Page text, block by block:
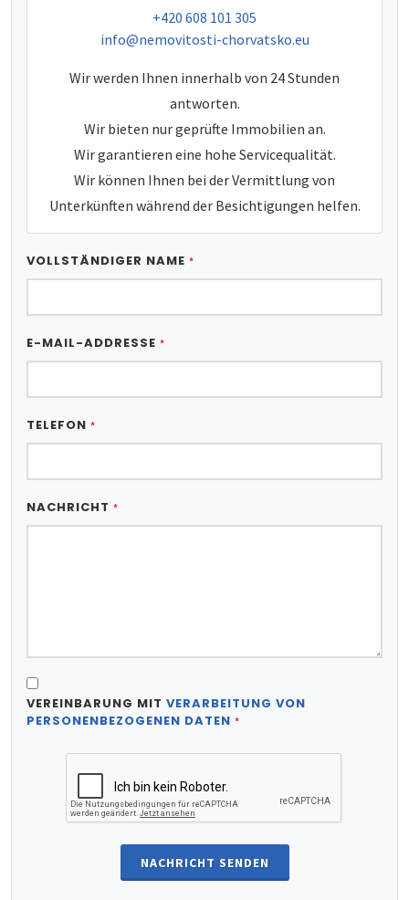
tel:
+420 608 101 305
e-mail:
info@nemovitosti-chorvatsko.eu
Wir werden Ihnen innerhalb von 24 Stunden
antworten.
Wir bieten nur geprüfte Immobilien an.
Wir garantieren eine hohe Servicequalität.
Wir können Ihnen bei der Vermittlung von
Unterkünften während der Besichtigungen helfen.
VOLLSTÄNDIGER NAME *
E-MAIL-ADDRESSE *
TELEFON *
NACHRICHT *
VEREINBARUNG MIT VERARBEITUNG VON
PERSONENBEZOGENEN DATEN *
NACHRICHT SENDEN